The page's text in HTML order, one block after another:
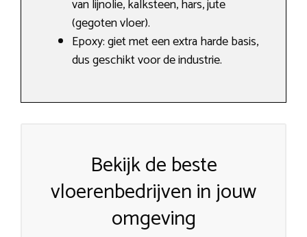
van lijnolie, kalksteen, hars, jute
(gegoten vloer).
Epoxy: giet met een extra harde basis,
dus geschikt voor de industrie.
Bekijk de beste
vloerenbedrijven in jouw
omgeving